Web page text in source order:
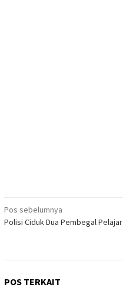
Navigasi
pos
Pos sebelumnya
Polisi Ciduk Dua Pembegal Pelajar
POS TERKAIT